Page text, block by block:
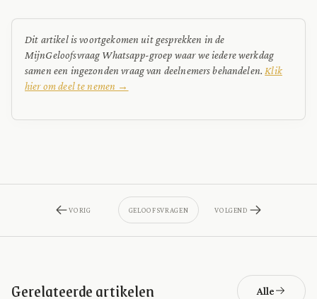
Dit artikel is voortgekomen uit gesprekken in de
MijnGeloofsvraag Whatsapp-groep waar we iedere werkdag
samen een ingezonden vraag van deelnemers behandelen. Klik
hier om deel te nemen →
VORIG GELOOFSVRAGEN VOLGEND
Gerelateerde artikelen Alle